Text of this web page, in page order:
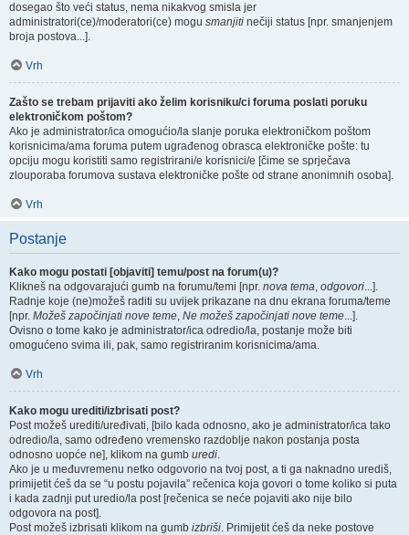
dosegao što veći status, nema nikakvog smisla jer
administratori(ce)/moderatori(ce) mogu smanjiti nečiji status [npr. smanjenjem
broja postova...].
Vrh
Zašto se trebam prijaviti ako želim korisniku/ci foruma poslati poruku
elektroničkom poštom?
Ako je administrator/ica omogućio/la slanje poruka elektroničkom poštom
korisnicima/ama foruma putem ugrađenog obrasca elektroničke pošte: tu
opciju mogu koristiti samo registrirani/e korisnici/e [čime se sprječava
zlouporaba forumova sustava elektroničke pošte od strane anonimnih osoba].
Vrh
Postanje
Kako mogu postati [objaviti] temu/post na forum(u)?
Klikneš na odgovarajući gumb na forumu/temi [npr. nova tema, odgovori...].
Radnje koje (ne)možeš raditi su uvijek prikazane na dnu ekrana foruma/teme
[npr. Možeš započinjati nove teme, Ne možeš započinjati nove teme...].
Ovisno o tome kako je administrator/ica odredio/la, postanje može biti
omogućeno svima ili, pak, samo registriranim korisnicima/ama.
Vrh
Kako mogu urediti/izbrisati post?
Post možeš urediti/uređivati, [bilo kada odnosno, ako je administrator/ica tako
odredio/la, samo određeno vremensko razdoblje nakon postanja posta
odnosno uopće ne], klikom na gumb uredi.
Ako je u međuvremenu netko odgovorio na tvoj post, a ti ga naknadno urediš,
primijetit ćeš da se “u postu pojavila” rečenica koja govori o tome koliko si puta
i kada zadnji put uredio/la post [rečenica se neće pojaviti ako nije bilo
odgovora na post].
Post možeš izbrisati klikom na gumb izbriši. Primijetit ćeš da neke postove